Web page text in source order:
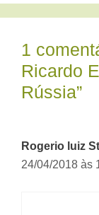
1
Ricardo
Rússia”
Rogerio luiz
24/04/2018 às